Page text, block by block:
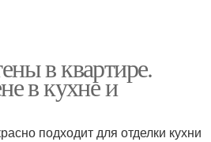
в квартире.
в кухне и
подходит для отделки кухни